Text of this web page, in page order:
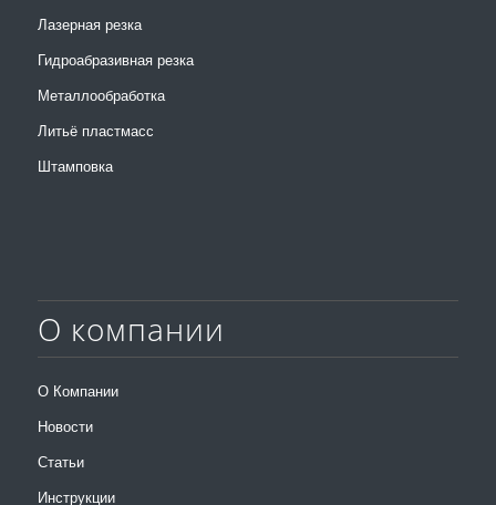
Лазерная резка
Гидроабразивная резка
Металлообработка
Литьё пластмасс
Штамповка
О компании
О Компании
Новости
Статьи
Инструкции